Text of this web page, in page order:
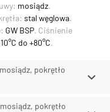
mosiądz.
stal węglowa.
GW BSP. Ciśnienie
do +80°C.
pokrętło
pokrętło